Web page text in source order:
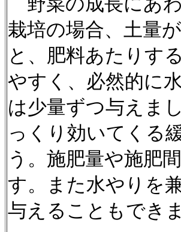
栽培の場合、土量
と、肥料あたりす
やすく、必然的に
は少量ずつ与えま
っくり効いてくる
う。施肥量や施肥
す。また水やりを
与えることもできま